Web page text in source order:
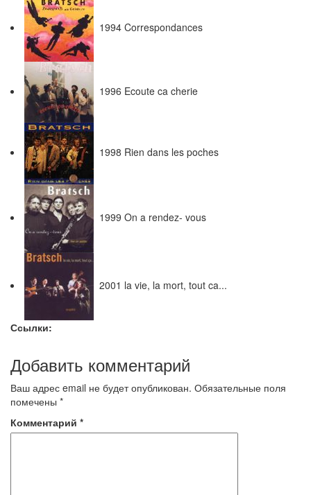
1994 Correspondances
1996 Ecoute ca cherie
1998 Rien dans les poches
1999 On a rendez- vous
2001 la vie, la mort, tout ca...
Ссылки:
Добавить комментарий
Ваш адрес email не будет опубликован. Обязательные поля
помечены *
Комментарий *